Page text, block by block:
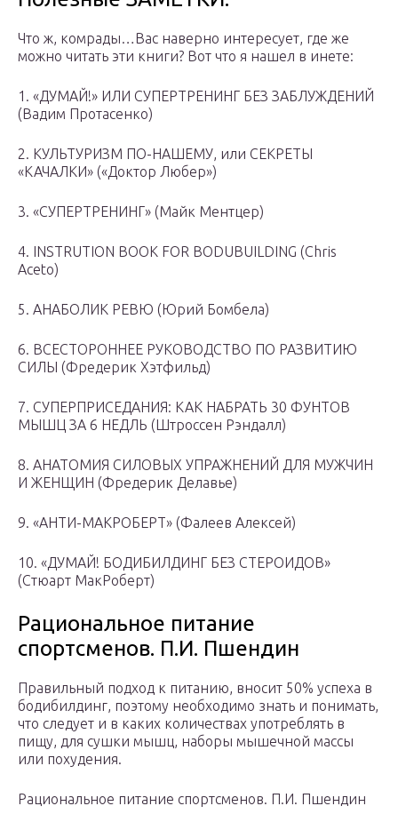
Что ж, комрады…Вас наверно интересует, где же
можно читать эти книги? Вот что я нашел в инете:
1. «ДУМАЙ!» ИЛИ СУПЕРТРЕНИНГ БЕЗ ЗАБЛУЖДЕНИЙ
(Вадим Протасенко)
2. КУЛЬТУРИЗМ ПО-НАШЕМУ, или СЕКРЕТЫ
«КАЧАЛКИ» («Доктор Любер»)
3. «СУПЕРТРЕНИНГ» (Майк Ментцер)
4. INSTRUTION BOOK FOR BODUBUILDING (Chris
Aceto)
5. АНАБОЛИК РЕВЮ (Юрий Бомбела)
6. ВСЕСТОРОННЕЕ РУКОВОДСТВО ПО РАЗВИТИЮ
СИЛЫ (Фредерик Хэтфильд)
7. СУПЕРПРИСЕДАНИЯ: КАК НАБРАТЬ 30 ФУНТОВ
МЫШЦ ЗА 6 НЕДЛЬ (Штроссен Рэндалл)
8. АНАТОМИЯ СИЛОВЫХ УПРАЖНЕНИЙ ДЛЯ МУЖЧИН
И ЖЕНЩИН (Фредерик Делавье)
9. «АНТИ-МАКРОБЕРТ» (Фалеев Алексей)
10. «ДУМАЙ! БОДИБИЛДИНГ БЕЗ СТЕРОИДОВ»
(Стюарт МакРоберт)
Рациональное питание
спортсменов. П.И. Пшендин
Правильный подход к питанию, вносит 50% успеха в
бодибилдинг, поэтому необходимо знать и понимать,
что следует и в каких количествах употреблять в
пищу, для сушки мышц, наборы мышечной массы
или похудения.
Рациональное питание спортсменов. П.И. Пшендин